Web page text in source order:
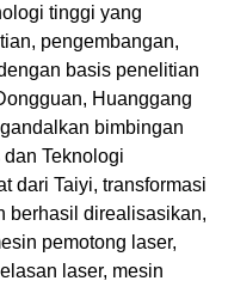
tinggi yang
pengembangan,
basis penelitian
Huanggang
bimbingan
Teknologi
dari Taiyi, transformasi
berhasil direalisasikan,
pemotong laser,
laser, mesin